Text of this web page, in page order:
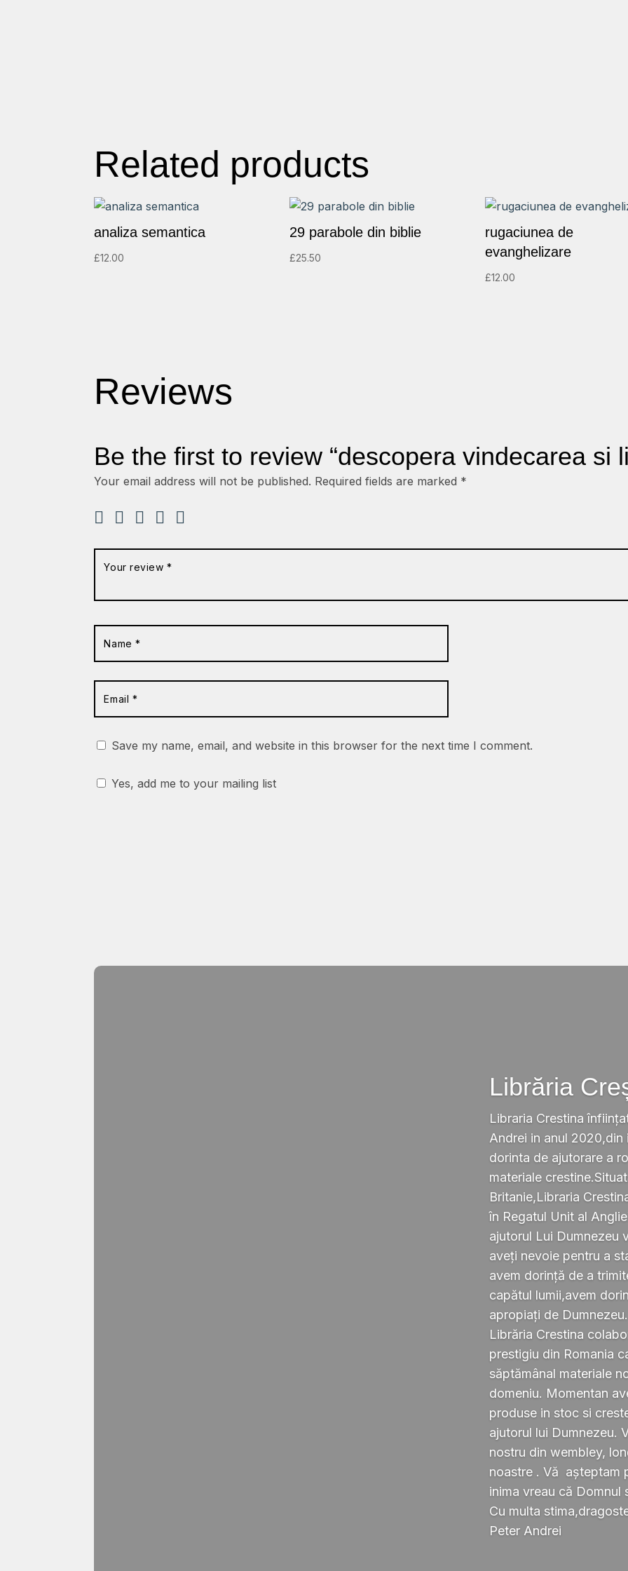
Related products
analiza semantica
£12.00
29 parabole din biblie
£25.50
rugaciunea de
evanghelizare
£12.00
Reviews
Be the first to review “descopera vindecarea si
Your email address will not be published. Required fields are marked *
Save my name, email, and website in this browser for the next time I comment.
Yes, add me to your mailing list
Librăria
Libraria Crestina
Andrei in anul 2020,din
dorinta de ajutorare a
materiale
Britanie,Libraria
în Regatul Unit al
ajutorul Lui Dumnezeu
aveți nevoie pentru a
avem dorință de a
capătul lumii,avem
apropiați de Dumnezeu.
Librăria Crestina
prestigiu din Romania
săptămânal materiale
domeniu. Momentan
produse in stoc si
ajutorul lui Dumnezeu.
nostru din wembley,
noastre . Vă așteptam
inima vreau că Domnul
Cu multa
Peter Andrei